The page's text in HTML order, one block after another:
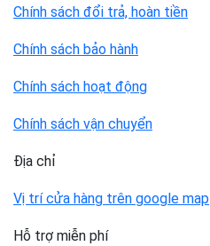
Chính sách đổi trả, hoàn tiền
Chính sách bảo hành
Chính sách hoạt động
Chính sách vận chuyển
Địa chỉ
Vị trí cửa hàng trên google map
Hỗ trợ miễn phí